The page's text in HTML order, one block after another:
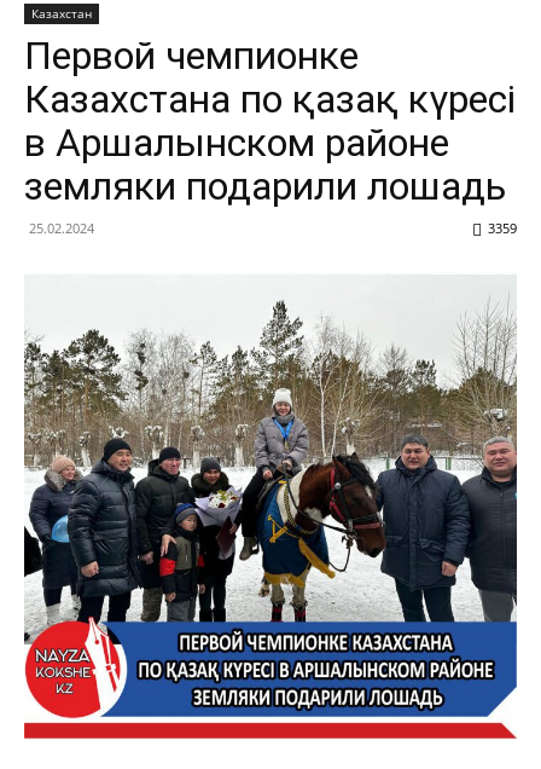
Казахстан
Первой чемпионке
Казахстана по қазақ күресі
в Аршалынском районе
земляки подарили лошадь
25.02.2024 3359